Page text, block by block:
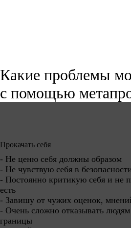
Какие проблемы
с помощью
Прокачать себя
- Не ценю себя должны образом
- Не чувствую себя в
- Постоянно критикую себя и не
есть
- Завишу от чужих оценок,
- Очень сложно отказывать
границы